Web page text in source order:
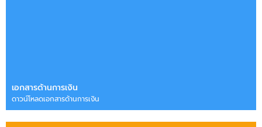
เอกสารด้านการเงิน
ดาวน์โหลดเอกสารด้านการเงิน